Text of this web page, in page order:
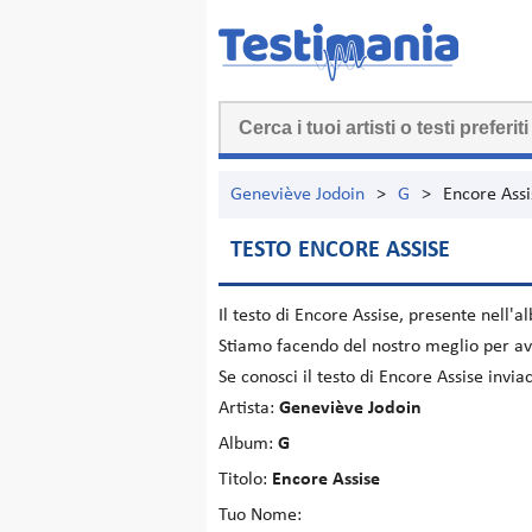
Geneviève Jodoin > G > Encore
TESTO ENCORE ASSISE
Il testo di Encore Assise, presente
Stiamo facendo del nostro meglio per
Se conosci il testo di Encore Assise
Artista: Geneviève Jodoin
Album: G
Titolo: Encore Assise
Tuo Nome: